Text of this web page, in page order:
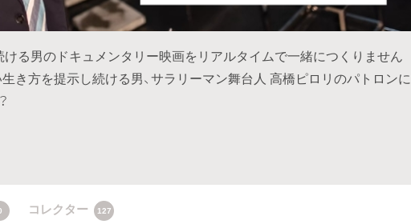
る男のドキュメンタリー映画をリアルタイムで一緒につくりません
き方を提示し続ける男、サラリーマン舞台人 高橋ピロリのパトロンに
コレクター 127